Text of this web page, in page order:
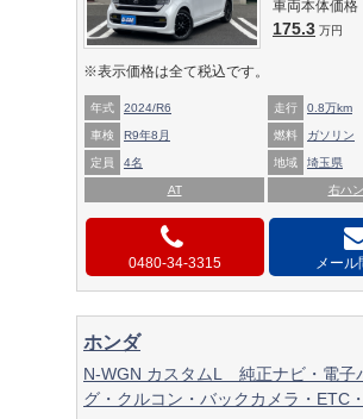
車両本体価格
175.3 万円
※表示価格は全て税込です。
年式 2024/R6 走行 0.8万km
車検 R9年8月 燃料 ガソリン
定員 4名 地域 埼玉県
AT 右ハ
0480-34-3315 メー
ホンダ
N-WGN カスタムL 純正ナビ・電子
グ・クルコン・バックカメラ・ETC